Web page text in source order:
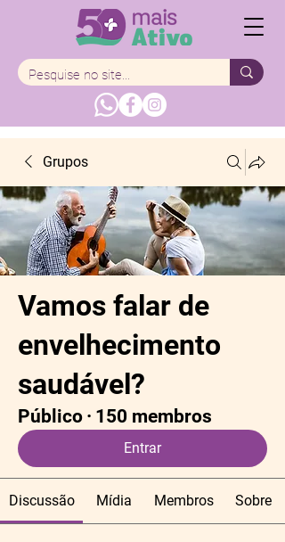
Grupos
Vamos falar de
envelhecimento
saudável?
Público · 150 membros
Entrar
Discussão Mídia Membros Sobre